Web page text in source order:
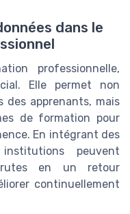
dans le
professionnelle,
Elle permet non
des apprenants, mais
de formation pour
En intégrant des
peuvent
en un retour
continuellement